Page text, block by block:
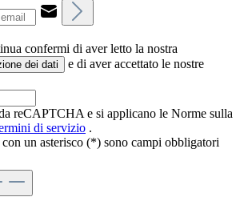
confermi di aver letto la nostra
dei dati e di aver accettato le nostre
reCAPTCHA e si applicano le Norme sulla
di servizio .
un asterisco (*) sono campi obbligatori